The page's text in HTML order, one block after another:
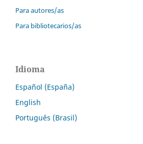
Para autores/as
Para bibliotecarios/as
Idioma
Español (España)
English
Português (Brasil)